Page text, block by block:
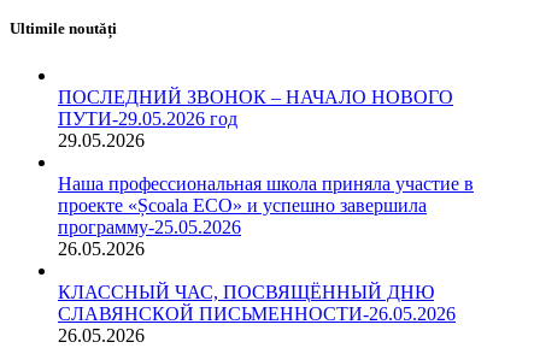
Ultimile noutăți
ПОСЛЕДНИЙ ЗВОНОК – НАЧАЛО НОВОГО
ПУТИ-29.05.2026 год
29.05.2026
Наша профессиональная школа приняла участие в
проекте «Școala ECO» и успешно завершила
программу-25.05.2026
26.05.2026
КЛАССНЫЙ ЧАС, ПОСВЯЩЁННЫЙ ДНЮ
СЛАВЯНСКОЙ ПИСЬМЕННОСТИ-26.05.2026
26.05.2026